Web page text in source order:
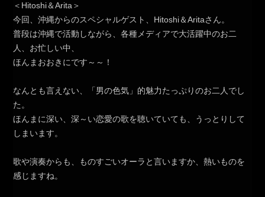
＜Hitoshi＆Arita＞
今回、沖縄からのスペシャルゲスト、Hitoshi＆Aritaさん。
普段は沖縄で活動しながら、各種メディアで大活躍中のお二
人、お忙しい中、
ほんまおおきにです～～！
なんとも言えない、「男の色気」的魅力たっぷりのお二人でし
た。
ほんまに深い、深～い恋愛の歌を聴いていても、うっとりして
しまいます。
歌や演奏からも、ものすごいオーラと言いますか、熱いものを
感じますね。